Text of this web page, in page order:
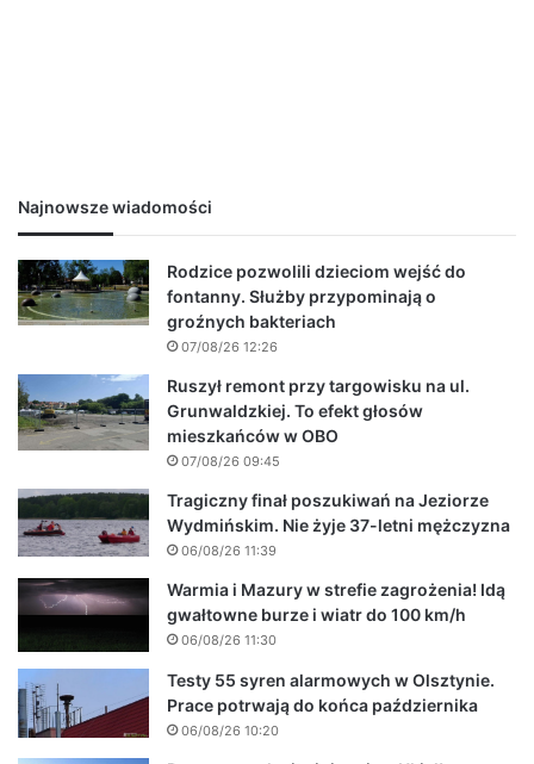
Najnowsze wiadomości
Rodzice pozwolili dzieciom wejść do
fontanny. Służby przypominają o
groźnych bakteriach
07/08/26 12:26
Ruszył remont przy targowisku na ul.
Grunwaldzkiej. To efekt głosów
mieszkańców w OBO
07/08/26 09:45
Tragiczny finał poszukiwań na Jeziorze
Wydmińskim. Nie żyje 37-letni mężczyzna
06/08/26 11:39
Warmia i Mazury w strefie zagrożenia! Idą
gwałtowne burze i wiatr do 100 km/h
06/08/26 11:30
Testy 55 syren alarmowych w Olsztynie.
Prace potrwają do końca października
06/08/26 10:20